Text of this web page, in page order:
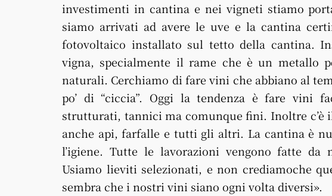
investimenti in cantina e nei vigneti stiamo
siamo arrivati ad avere le uve e la cantina
fotovoltaico installato sul tetto della cantina.
vigna, specialmente il rame che è un metallo
naturali. Cerchiamo di fare vini che abbiano al
po’ di “ciccia”. Oggi la tendenza è fare vini
strutturati, tannici ma comunque fini. Inoltre c’è
anche api, farfalle e tutti gli altri. La cantina è
l’igiene. Tutte le lavorazioni vengono fatte da
Usiamo lieviti selezionati, e non crediamoche
sembra che i nostri vini siano ogni volta diversi».